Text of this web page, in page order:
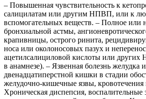
– Повышенная чувствительность к
салицилатам или другим НПВП, или к
вспомогательных веществ. – Полное или
бронхиальной астмы,
крапивницы, острого ринита,
носа или околоносовых пазух и
ацетилсалициловой кислоты или
в анамнезе). – Язвенная болезнь желудка
двенадцатиперстной кишки в стадии
желудочно-кишечные язвы,
Хроническая диспепсия, воспалительные